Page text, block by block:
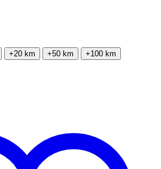
+20 km +50 km +100 km